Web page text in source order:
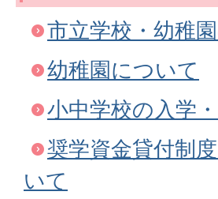
市立学校・幼稚
幼稚園について
小中学校の入学
奨学資金貸付制
いて